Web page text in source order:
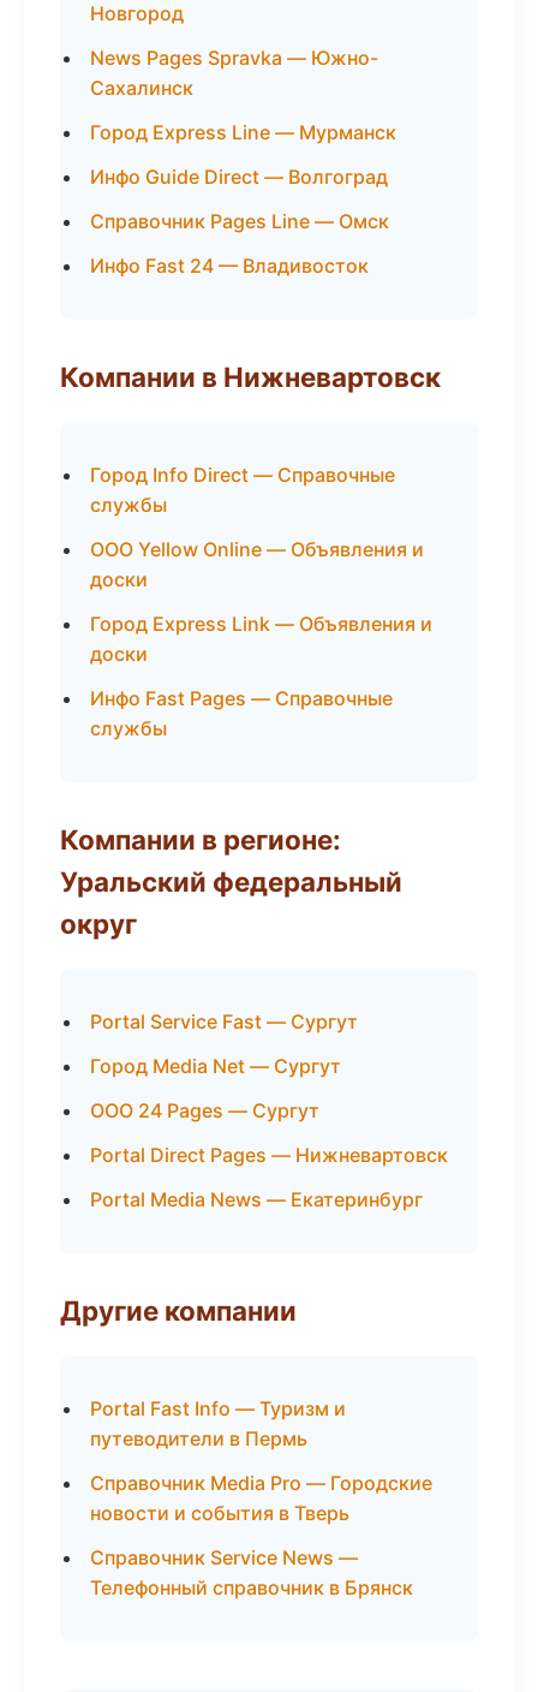
Новгород
News Pages Spravka — Южно-
Сахалинск
Город Express Line — Мурманск
Инфо Guide Direct — Волгоград
Справочник Pages Line — Омск
Инфо Fast 24 — Владивосток
Компании в Нижневартовск
Город Info Direct — Справочные
службы
ООО Yellow Online — Объявления и
доски
Город Express Link — Объявления и
доски
Инфо Fast Pages — Справочные
службы
Компании в регионе:
Уральский федеральный
округ
Portal Service Fast — Сургут
Город Media Net — Сургут
ООО 24 Pages — Сургут
Portal Direct Pages — Нижневартовск
Portal Media News — Екатеринбург
Другие компании
Portal Fast Info — Туризм и
путеводители в Пермь
Справочник Media Pro — Городские
новости и события в Тверь
Справочник Service News —
Телефонный справочник в Брянск